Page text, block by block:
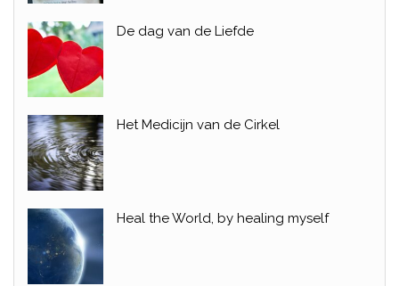
De dag van de Liefde
Het Medicijn van de Cirkel
Heal the World, by healing myself